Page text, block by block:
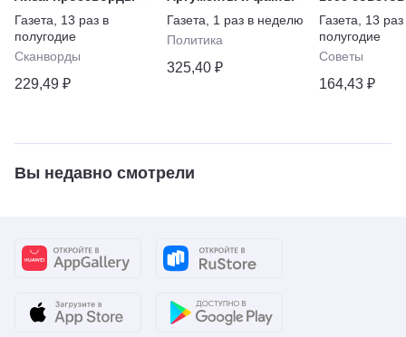
Газета
13 раз в
полугодие
Сканворды
229,49 ₽
Газета
1 раз в неделю
Политика
325,40 ₽
Газета
13 раз
полугодие
Советы
164,43 ₽
Вы недавно смотрели